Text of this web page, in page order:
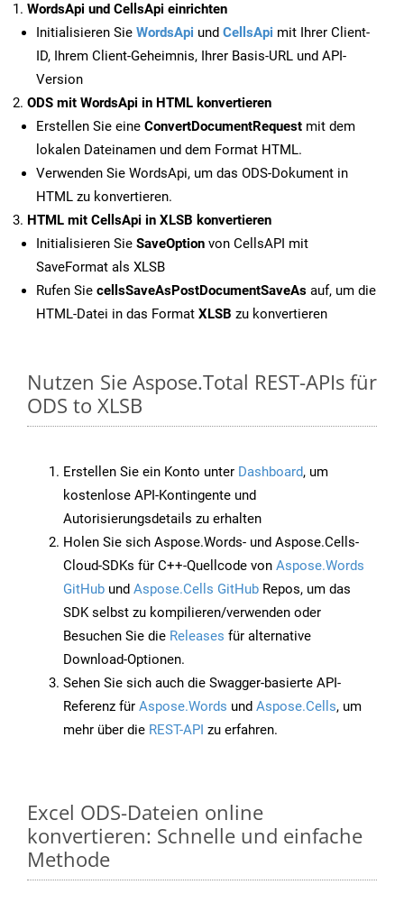
WordsApi und CellsApi einrichten
Initialisieren Sie WordsApi und CellsApi mit Ihrer Client-
ID, Ihrem Client-Geheimnis, Ihrer Basis-URL und API-
Version
ODS mit WordsApi in HTML konvertieren
Erstellen Sie eine ConvertDocumentRequest mit dem
lokalen Dateinamen und dem Format HTML.
Verwenden Sie WordsApi, um das ODS-Dokument in
HTML zu konvertieren.
HTML mit CellsApi in XLSB konvertieren
Initialisieren Sie SaveOption von CellsAPI mit
SaveFormat als XLSB
Rufen Sie cellsSaveAsPostDocumentSaveAs auf, um die
HTML-Datei in das Format XLSB zu konvertieren
Nutzen Sie Aspose.Total REST-APIs für
ODS to XLSB
Erstellen Sie ein Konto unter Dashboard, um
kostenlose API-Kontingente und
Autorisierungsdetails zu erhalten
Holen Sie sich Aspose.Words- und Aspose.Cells-
Cloud-SDKs für C++-Quellcode von Aspose.Words
GitHub und Aspose.Cells GitHub Repos, um das
SDK selbst zu kompilieren/verwenden oder
Besuchen Sie die Releases für alternative
Download-Optionen.
Sehen Sie sich auch die Swagger-basierte API-
Referenz für Aspose.Words und Aspose.Cells, um
mehr über die REST-API zu erfahren.
Excel ODS-Dateien online
konvertieren: Schnelle und einfache
Methode